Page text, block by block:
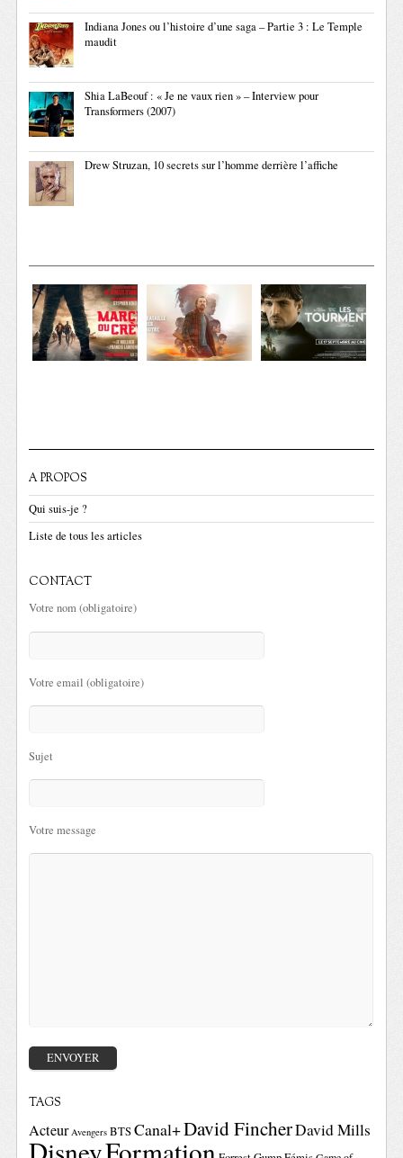
Indiana Jones ou l’histoire d’une saga – Partie 3 : Le Temple
maudit
Shia LaBeouf : « Je ne vaux rien » – Interview pour
Transformers (2007)
Drew Struzan, 10 secrets sur l’homme derrière l’affiche
A PROPOS
Qui suis-je ?
Liste de tous les articles
CONTACT
Votre nom (obligatoire)
Votre email (obligatoire)
Sujet
Votre message
TAGS
Acteur Avengers BTSCanal+David FincherDavid Mills